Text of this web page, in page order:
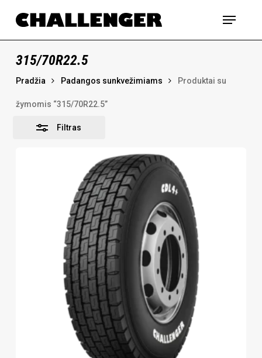
Menu
315/70R22.5
Pradžia Padangos sunkvežimiams Produktai su
žymomis “315/70R22.5”
Filtras
Uždaryti